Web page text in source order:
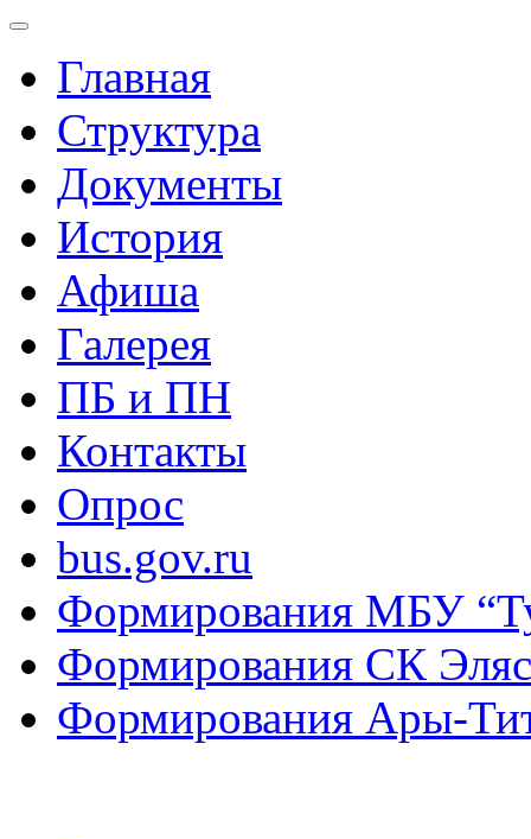
Главная
Структура
Документы
История
Афиша
Галерея
ПБ и ПН
Контакты
Опрос
bus.gov.ru
Формирования МБУ
Формирования СК
Формирования Ары-